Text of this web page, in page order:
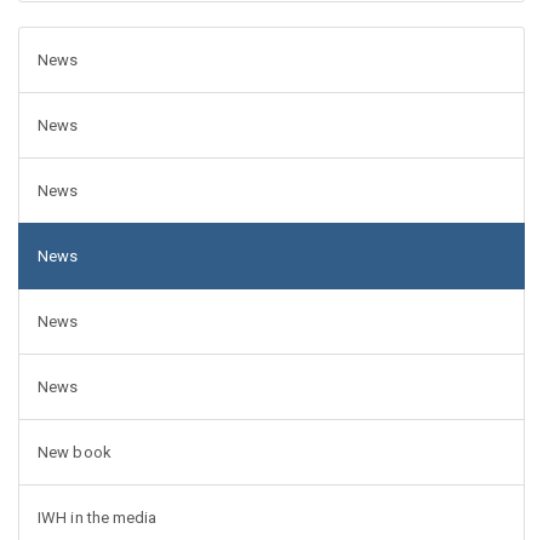
News
News
News
News
News
News
New book
IWH in the media